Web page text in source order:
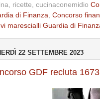
ricette, cucinaconemidio
di Finanza Concorso
marescialli Guardia di
22 SETTEMBRE 2023
GDF recluta